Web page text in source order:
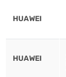
HUAWEI
HUAWEI